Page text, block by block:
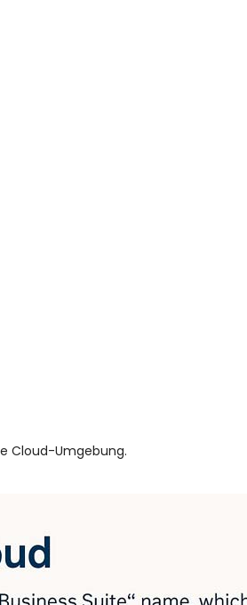
Cloud-Umgebung.